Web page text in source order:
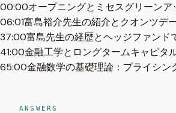
00:00オープニングとミセスグリーンア
06:01富島裕介先生の紹介とクオンツデ
37:00富島先生の経歴とヘッジファンド
41:00金融工学とロングタームキャピタ
65:00金融数学の基礎理論：プライシ
ANSWERS